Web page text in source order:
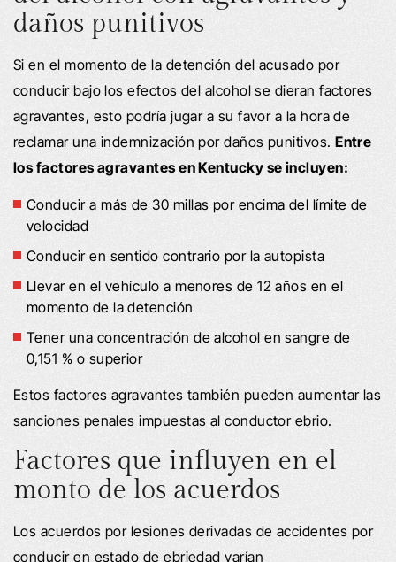
daños punitivos
Si en el momento de la detención del acusado por
conducir bajo los efectos del alcohol se dieran factores
agravantes, esto podría jugar a su favor a la hora de
reclamar una indemnización por daños punitivos.Entre
los factores agravantes en Kentucky se incluyen:
Conducir a más de 30 millas por encima del límite de
velocidad
Conducir en sentido contrario por la autopista
Llevar en el vehículo a menores de 12 años en el
momento de la detención
Tener una concentración de alcohol en sangre de
0,151 % o superior
Estos factores agravantes también pueden aumentar las
sanciones penales impuestas al conductor ebrio.
Factores que influyen en el
monto de los acuerdos
Los acuerdos por lesiones derivadas de accidentes por
conducir en estado de ebriedad varían